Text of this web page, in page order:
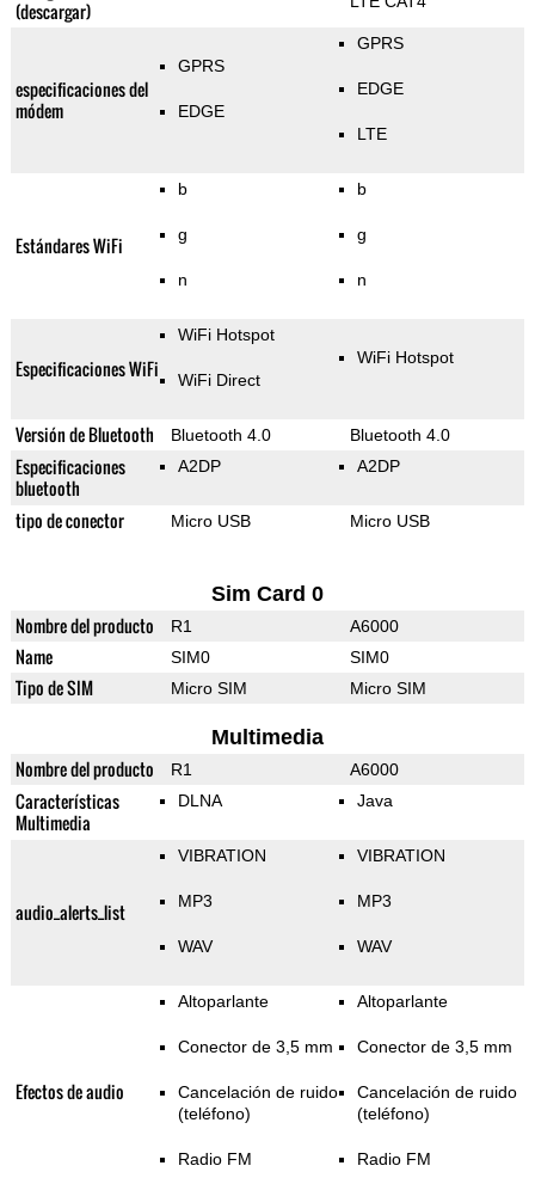
(descargar)
especificaciones del
módem
GPRS
EDGE
GPRS
EDGE
LTE
Estándares WiFi
b
g
n
b
g
n
Especificaciones WiFi
WiFi Hotspot
WiFi Direct
WiFi Hotspot
Versión de Bluetooth Bluetooth 4.0 Bluetooth 4.0
Especificaciones
bluetooth
A2DP A2DP
tipo de conector Micro USB Micro USB
Sim Card 0
Nombre del producto R1 A6000
Name SIM0 SIM0
Tipo de SIM Micro SIM Micro SIM
Multimedia
Nombre del producto R1 A6000
Características
Multimedia
DLNA Java
audio_alerts_list
VIBRATION
MP3
WAV
VIBRATION
MP3
WAV
Efectos de audio
Altoparlante
Conector de 3,5 mm
Cancelación de ruido
(teléfono)
Radio FM
Altoparlante
Conector de 3,5 mm
Cancelación de ruido
(teléfono)
Radio FM